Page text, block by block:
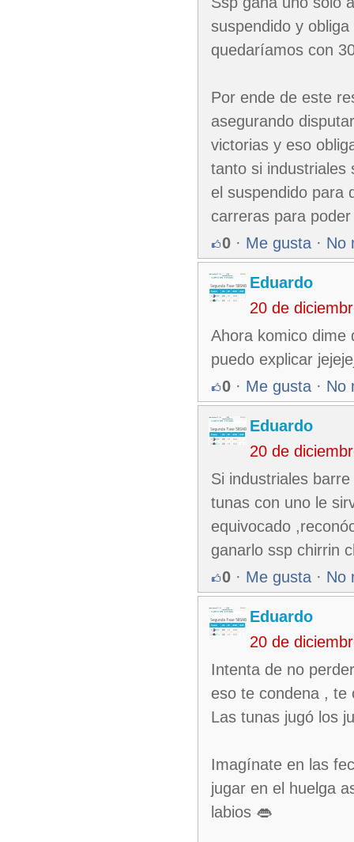
suspendido y
quedaríamos con
Por ende de este
asegurando
victorias y eso
tanto si industriales
el suspendido para
carreras para
0 · Me gusta · No
Eduardo
20 de
Ahora komico dime
puedo explicar
0 · Me gusta · No
Eduardo
20 de
Si industriales
tunas con uno le
equivocado
ganarlo ssp chirrin
0 · Me gusta · No
Eduardo
20 de
Intenta de no
eso te condena , te
Las tunas jugó los
Imagínate en las
jugar en el huelga
labios 👄